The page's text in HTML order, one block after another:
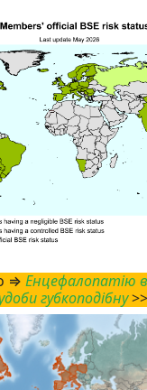
⇒ Енцефалопатію
губкоподібну>>